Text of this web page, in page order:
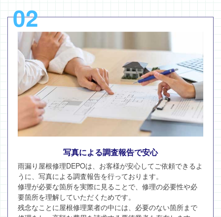
02
写真による調査報告で安心
雨漏り屋根修理DEPOは、お客様が安心してご依頼できるよ
うに、写真による調査報告を行っております。
修理が必要な箇所を実際に見ることで、修理の必要性や必
要箇所を理解していただくためです。
残念なことに屋根修理業者の中には、必要のない箇所まで